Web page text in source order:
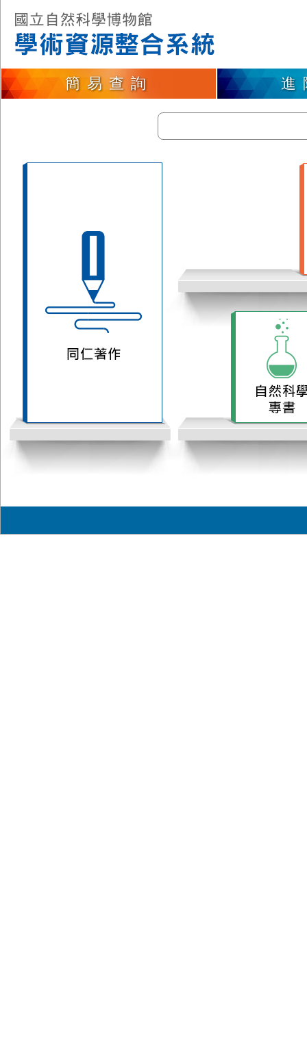
簡易查詢 進